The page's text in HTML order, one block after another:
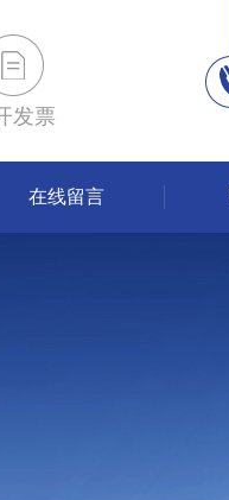
发票
在线留言